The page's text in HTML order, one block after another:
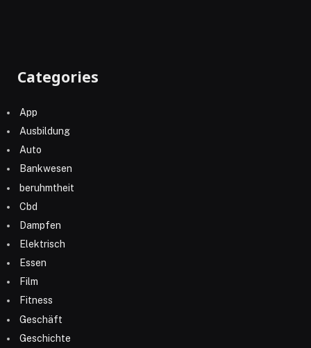
Categories
App
Ausbildung
Auto
Bankwesen
beruhmtheit
Cbd
Dampfen
Elektrisch
Essen
Film
Fitness
Geschäft
Geschichte